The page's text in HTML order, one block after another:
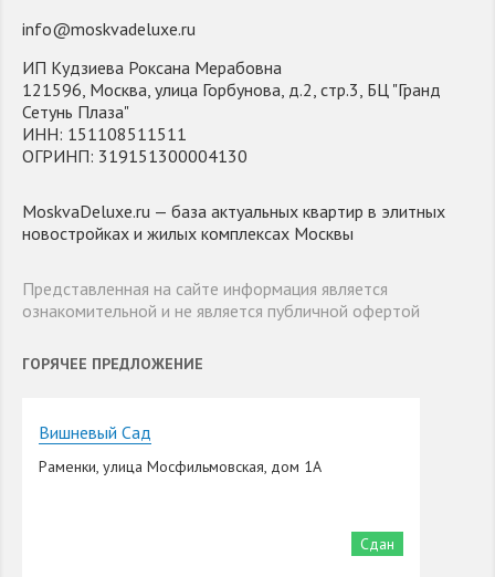
info@moskvadeluxe.ru
ИП Кудзиева Роксана Мерабовна
121596, Москва, улица Горбунова, д.2, стр.3, БЦ "Гранд
Сетунь Плаза"
ИНН: 151108511511
ОГРИНП: 319151300004130
MoskvaDeluxe.ru — база актуальных квартир в элитных
новостройках и жилых комплексах Москвы
Представленная на сайте информация является
ознакомительной и не является публичной офертой
ГОРЯЧЕЕ ПРЕДЛОЖЕНИЕ
Вишневый Сад
Раменки, улица Мосфильмовская, дом 1А
Сдан